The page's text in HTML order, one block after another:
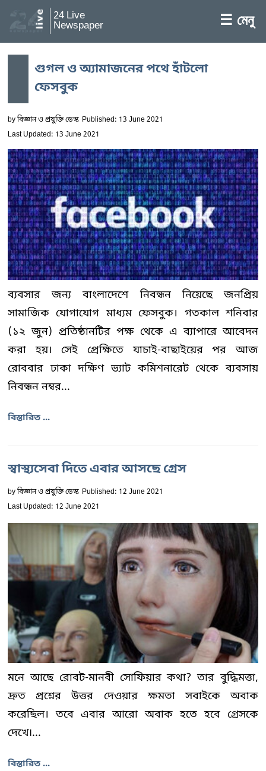
24 Live
Newspaper ☰ মেনু
গুগল ও অ্যামাজনের পথে হাঁটলো
ফেসবুক
byবিজ্ঞান ও প্রযুক্তি ডেস্ক Published: 13 June 2021
Last Updated: 13 June 2021
ব্যবসার জন্য বাংলাদেশে নিবন্ধন নিয়েছে জনপ্রিয়
সামাজিক যোগাযোগ মাধ্যম ফেসবুক। গতকাল শনিবার
(১২ জুন) প্রতিষ্ঠানটির পক্ষ থেকে এ ব্যাপারে আবেদন
করা হয়। সেই প্রেক্ষিতে যাচাই-বাছাইয়ের পর আজ
রোববার ঢাকা দক্ষিণ ভ্যাট কমিশনারেট থেকে ব্যবসায়
নিবন্ধন নম্বর...
বিস্তারিত ...
স্বাস্থ্যসেবা দিতে এবার আসছে গ্রেস
byবিজ্ঞান ও প্রযুক্তি ডেস্ক Published: 12 June 2021
Last Updated: 12 June 2021
মনে আছে রোবট-মানবী সোফিয়ার কথা? তার বুদ্ধিমত্তা,
দ্রুত প্রশ্নের উত্তর দেওয়ার ক্ষমতা সবাইকে অবাক
করেছিল। তবে এবার আরো অবাক হতে হবে গ্রেসকে
দেখে৷...
বিস্তারিত ...